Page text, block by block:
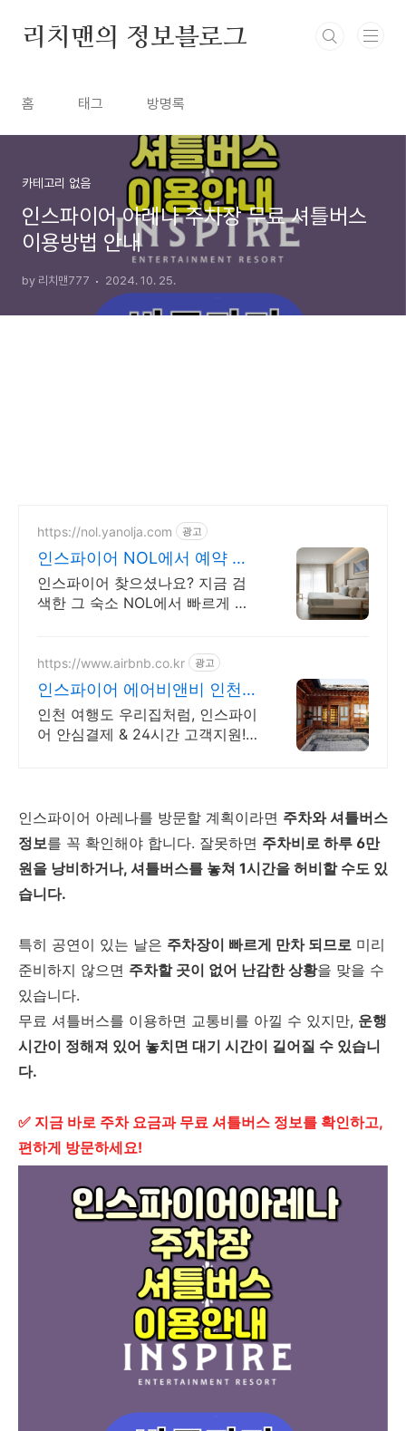
리치맨의 정보블로그
홈 태그 방명록
카테고리 없음
인스파이어 아레나 주차장 무료 셔틀버스
이용방법 안내
by 리치맨777 2024. 10. 25.
https://nol.yanolja.com 광고
인스파이어 NOL에서 예약 오
늘의 숙박 핫딜!
인스파이어 찾으셨나요? 지금 검
색한 그 숙소 NOL에서 빠르게 예
https://www.airbnb.co.kr 광고
인스파이어 에어비앤비 인천
노을뷰 숙소
인천 여행도 우리집처럼, 인스파이
어 안심결제 & 24시간 고객지원!
인스파이어 아레나를 방문할 계획이라면 주차와 셔틀버스
정보를 꼭 확인해야 합니다. 잘못하면 주차비로 하루 6만
원을 낭비하거나, 셔틀버스를 놓쳐 1시간을 허비할 수도 있
습니다.
특히 공연이 있는 날은 주차장이 빠르게 만차 되므로 미리
준비하지 않으면 주차할 곳이 없어 난감한 상황을 맞을 수
있습니다.
무료 셔틀버스를 이용하면 교통비를 아낄 수 있지만, 운행
시간이 정해져 있어 놓치면 대기 시간이 길어질 수 있습니
다.
✅ 지금 바로 주차 요금과 무료 셔틀버스 정보를 확인하고,
편하게 방문하세요!